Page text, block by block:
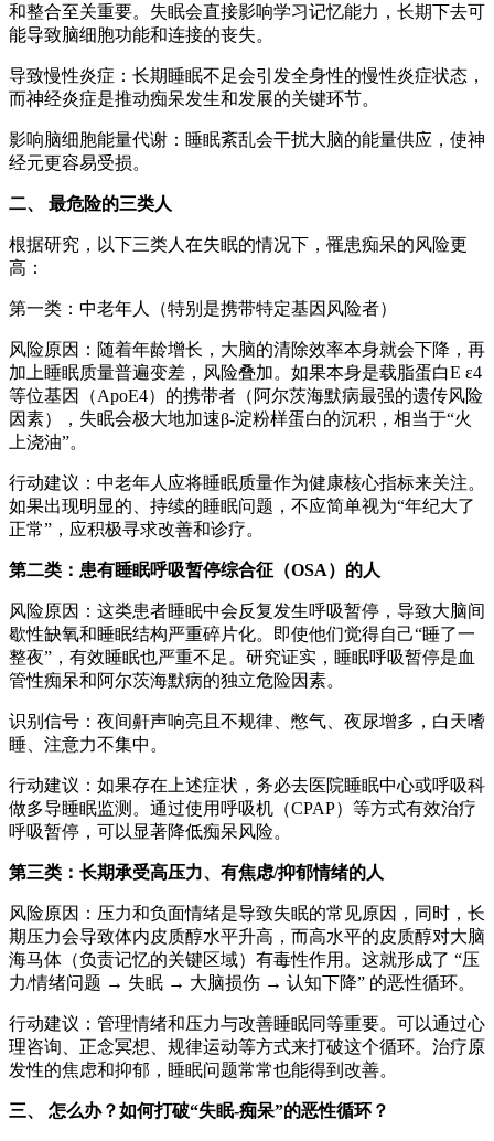
和整合至关重要。失眠会直接影响学习记忆能力，长期下去可
能导致脑细胞功能和连接的丧失。
导致慢性炎症：长期睡眠不足会引发全身性的慢性炎症状态，
而神经炎症是推动痴呆发生和发展的关键环节。
影响脑细胞能量代谢：睡眠紊乱会干扰大脑的能量供应，使神
经元更容易受损。
二、 最危险的三类人
根据研究，以下三类人在失眠的情况下，罹患痴呆的风险更
高：
第一类：中老年人（特别是携带特定基因风险者）
风险原因：随着年龄增长，大脑的清除效率本身就会下降，再
加上睡眠质量普遍变差，风险叠加。如果本身是载脂蛋白E ε4
等位基因（ApoE4）的携带者（阿尔茨海默病最强的遗传风险
因素），失眠会极大地加速β-淀粉样蛋白的沉积，相当于“火
上浇油”。
行动建议：中老年人应将睡眠质量作为健康核心指标来关注。
如果出现明显的、持续的睡眠问题，不应简单视为“年纪大了
正常”，应积极寻求改善和诊疗。
第二类：患有睡眠呼吸暂停综合征（OSA）的人
风险原因：这类患者睡眠中会反复发生呼吸暂停，导致大脑间
歇性缺氧和睡眠结构严重碎片化。即使他们觉得自己“睡了一
整夜”，有效睡眠也严重不足。研究证实，睡眠呼吸暂停是血
管性痴呆和阿尔茨海默病的独立危险因素。
识别信号：夜间鼾声响亮且不规律、憋气、夜尿增多，白天嗜
睡、注意力不集中。
行动建议：如果存在上述症状，务必去医院睡眠中心或呼吸科
做多导睡眠监测。通过使用呼吸机（CPAP）等方式有效治疗
呼吸暂停，可以显著降低痴呆风险。
第三类：长期承受高压力、有焦虑/抑郁情绪的人
风险原因：压力和负面情绪是导致失眠的常见原因，同时，长
期压力会导致体内皮质醇水平升高，而高水平的皮质醇对大脑
海马体（负责记忆的关键区域）有毒性作用。这就形成了 “压
力/情绪问题 → 失眠 → 大脑损伤 → 认知下降” 的恶性循环。
行动建议：管理情绪和压力与改善睡眠同等重要。可以通过心
理咨询、正念冥想、规律运动等方式来打破这个循环。治疗原
发性的焦虑和抑郁，睡眠问题常常也能得到改善。
三、 怎么办？如何打破“失眠-痴呆”的恶性循环？